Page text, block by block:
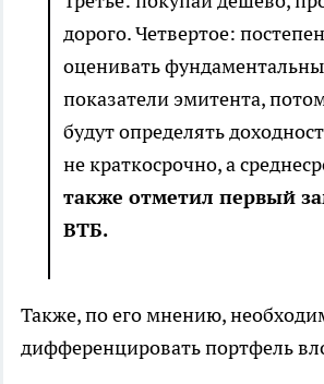
дорого. Четвертое:
оценивать
показатели эмитента,
будут определять
не краткосрочно, а
также отметил первый
ВТБ.
Также, по его мнению,
дифференцировать портфель